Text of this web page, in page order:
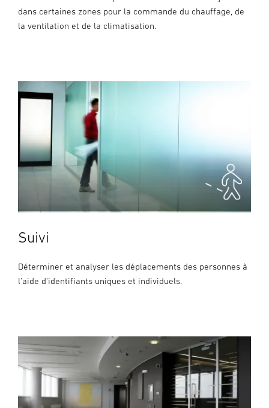
dans certaines zones pour la commande du chauffage, de
la ventilation et de la climatisation.
Suivi
Déterminer et analyser les déplacements des personnes à
l'aide d'identifiants uniques et individuels.